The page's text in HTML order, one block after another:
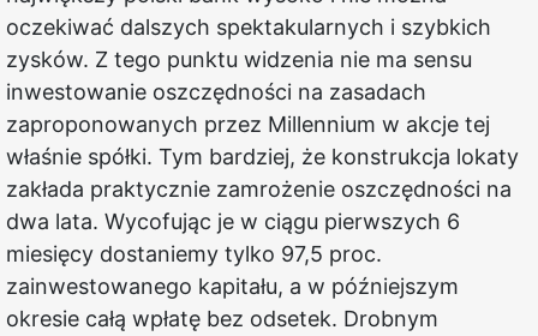
oczekiwać dalszych spektakularnych i szybkich
zysków. Z tego punktu widzenia nie ma sensu
inwestowanie oszczędności na zasadach
zaproponowanych przez Millennium w akcje tej
właśnie spółki. Tym bardziej, że konstrukcja lokaty
zakłada praktycznie zamrożenie oszczędności na
dwa lata. Wycofując je w ciągu pierwszych 6
miesięcy dostaniemy tylko 97,5 proc.
zainwestowanego kapitału, a w późniejszym
okresie całą wpłatę bez odsetek. Drobnym